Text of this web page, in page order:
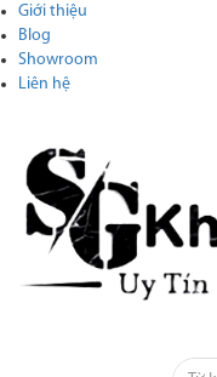
Giới thiệu
Blog
Showroom
Liên hệ